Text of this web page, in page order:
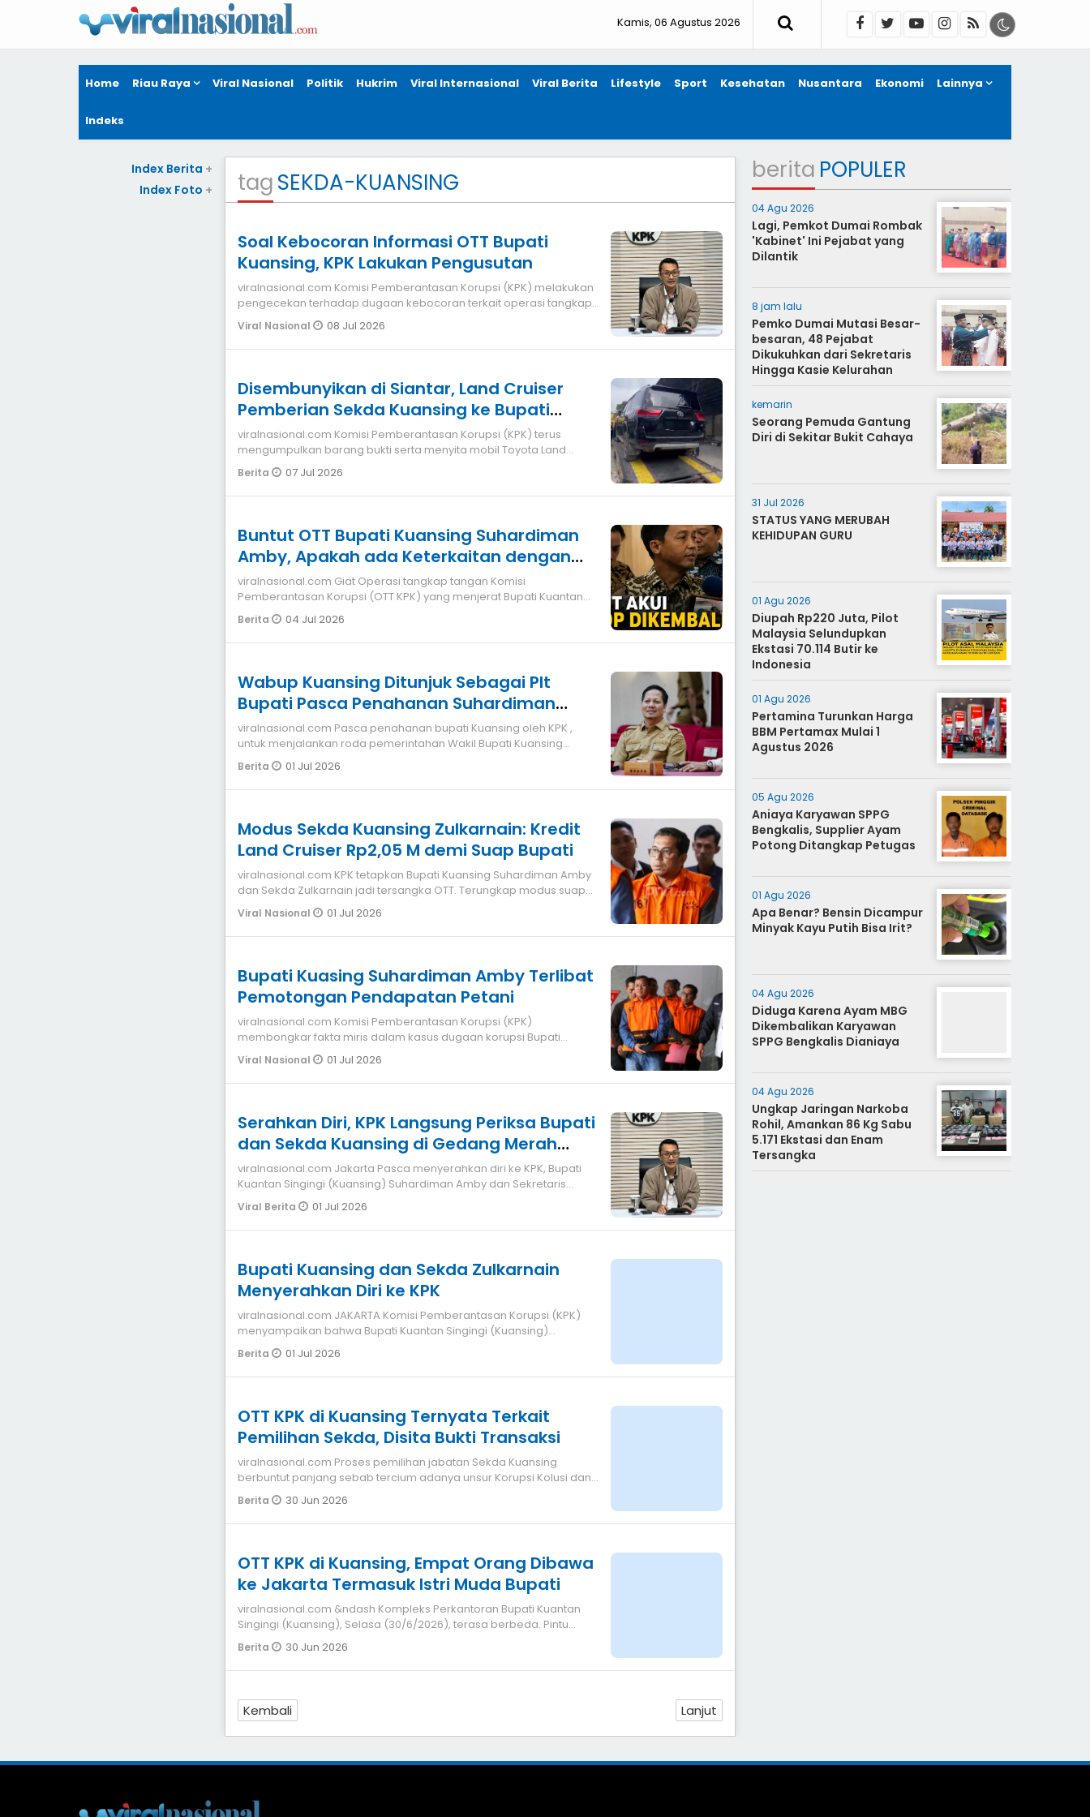
Kamis, 06 Agustus 2026
Home Riau Raya Viral Nasional Politik Hukrim Viral Internasional Viral Berita Lifestyle Sport Kesehatan Nusantara Ekonomi Lainnya
Indeks
tagSEKDA-KUANSING
Soal Kebocoran Informasi OTT Bupati
Kuansing, KPK Lakukan Pengusutan
viralnasional.com Komisi Pemberantasan Korupsi (KPK) melakukan
pengecekan terhadap dugaan kebocoran terkait operasi tangkap
tangan (OTT)
Viral Nasional 08 Jul 2026
Disembunyikan di Siantar, Land Cruiser
Pemberian Sekda Kuansing ke Bupati
Diamankan KPK
viralnasional.com Komisi Pemberantasan Korupsi (KPK) terus
mengumpulkan barang bukti serta menyita mobil Toyota Land
Cruiser LC 300 tahun
Berita 07 Jul 2026
Buntut OTT Bupati Kuansing Suhardiman
Amby, Apakah ada Keterkaitan dengan
Menhut Raja Juli ?
viralnasional.com Giat Operasi tangkap tangan Komisi
Pemberantasan Korupsi (OTT KPK) yang menjerat Bupati Kuantan
Singingi (Kuansing) Suh
Berita 04 Jul 2026
Wabup Kuansing Ditunjuk Sebagai Plt
Bupati Pasca Penahanan Suhardiman
Amby
viralnasional.com Pasca penahanan bupati Kuansing oleh KPK ,
untuk menjalankan roda pemerintahan Wakil Bupati Kuansing
Muklisin ditunjuk
Berita 01 Jul 2026
Modus Sekda Kuansing Zulkarnain: Kredit
Land Cruiser Rp2,05 M demi Suap Bupati
viralnasional.com KPK tetapkan Bupati Kuansing Suhardiman Amby
dan Sekda Zulkarnain jadi tersangka OTT. Terungkap modus suap
jabatan pakai
Viral Nasional 01 Jul 2026
Bupati Kuasing Suhardiman Amby Terlibat
Pemotongan Pendapatan Petani
viralnasional.com Komisi Pemberantasan Korupsi (KPK)
membongkar fakta miris dalam kasus dugaan korupsi Bupati
Kuantan Singingi (Kuansing)
Viral Nasional 01 Jul 2026
Serahkan Diri, KPK Langsung Periksa Bupati
dan Sekda Kuansing di Gedang Merah
Putih
viralnasional.com Jakarta Pasca menyerahkan diri ke KPK, Bupati
Kuantan Singingi (Kuansing) Suhardiman Amby dan Sekretaris
Daerah (Sekda
Viral Berita 01 Jul 2026
Bupati Kuansing dan Sekda Zulkarnain
Menyerahkan Diri ke KPK
viralnasional.com JAKARTA Komisi Pemberantasan Korupsi (KPK)
menyampaikan bahwa Bupati Kuantan Singingi (Kuansing)
Suhardiman Amby dan Se
Berita 01 Jul 2026
OTT KPK di Kuansing Ternyata Terkait
Pemilihan Sekda, Disita Bukti Transaksi
viralnasional.com Proses pemilihan jabatan Sekda Kuansing
berbuntut panjang sebab tercium adanya unsur Korupsi Kolusi dan
Nepotisme (KKN)
Berita 30 Jun 2026
OTT KPK di Kuansing, Empat Orang Dibawa
ke Jakarta Termasuk Istri Muda Bupati
viralnasional.com &ndash Kompleks Perkantoran Bupati Kuantan
Singingi (Kuansing), Selasa (30/6/2026), terasa berbeda. Pintu
sejumlah ruang
Berita 30 Jun 2026
Kembali Lanjut
Index Berita +
Index Foto +
berita POPULER
04 Agu 2026
Lagi, Pemkot Dumai Rombak
'Kabinet' Ini Pejabat yang
Dilantik
8 jam lalu
Pemko Dumai Mutasi Besar-
besaran, 48 Pejabat
Dikukuhkan dari Sekretaris
Hingga Kasie Kelurahan
kemarin
Seorang Pemuda Gantung
Diri di Sekitar Bukit Cahaya
31 Jul 2026
STATUS YANG MERUBAH
KEHIDUPAN GURU
01 Agu 2026
Diupah Rp220 Juta, Pilot
Malaysia Selundupkan
Ekstasi 70.114 Butir ke
Indonesia
01 Agu 2026
Pertamina Turunkan Harga
BBM Pertamax Mulai 1
Agustus 2026
05 Agu 2026
Aniaya Karyawan SPPG
Bengkalis, Supplier Ayam
Potong Ditangkap Petugas
01 Agu 2026
Apa Benar? Bensin Dicampur
Minyak Kayu Putih Bisa Irit?
04 Agu 2026
Diduga Karena Ayam MBG
Dikembalikan Karyawan
SPPG Bengkalis Dianiaya
04 Agu 2026
Ungkap Jaringan Narkoba
Rohil, Amankan 86 Kg Sabu
5.171 Ekstasi dan Enam
Tersangka